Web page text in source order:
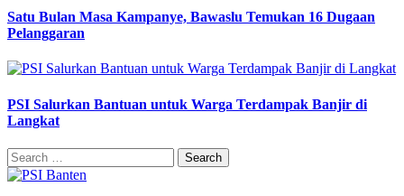
Satu Bulan Masa Kampanye, Bawaslu Temukan 16 Dugaan
Pelanggaran
PSI Salurkan Bantuan untuk Warga Terdampak Banjir di
Langkat
Search
for: